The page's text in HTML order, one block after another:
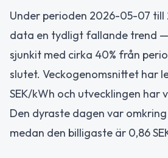
Under perioden 2026-05-07 till
data en tydligt fallande trend
sjunkit med cirka 40% från
slutet. Veckogenomsnittet har
SEK/kWh och utvecklingen har
Den dyraste dagen var omkring
medan den billigaste är 0,86